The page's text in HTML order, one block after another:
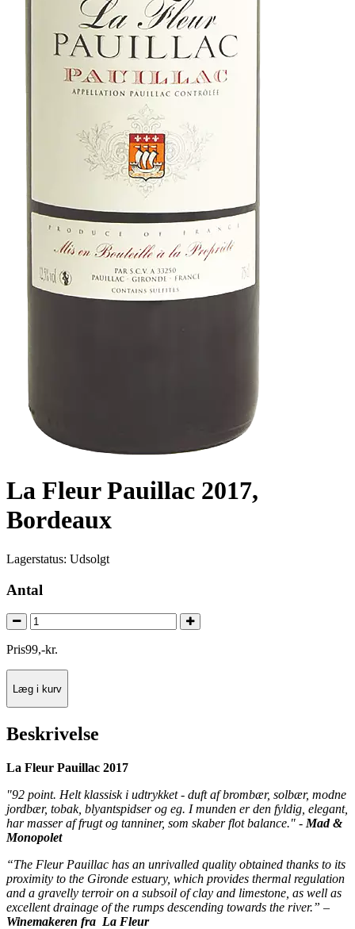
La Fleur Pauillac 2017,
Bordeaux
Lagerstatus: Udsolgt
Antal
Pris99,-kr.
Læg i kurv
Beskrivelse
La Fleur Pauillac 2017
"92 point. Helt klassisk i udtrykket - duft af brombær, solbær, modne
jordbær, tobak, blyantspidser og eg. I munden er den fyldig, elegant,
har masser af frugt og tanniner, som skaber flot balance." - Mad &
Monopolet
“The Fleur Pauillac has an unrivalled quality obtained thanks to its
proximity to the Gironde estuary, which provides thermal regulation
and a gravelly terroir on a subsoil of clay and limestone, as well as
excellent drainage of the rumps descending towards the river.” –
Winemakeren fra La Fleur